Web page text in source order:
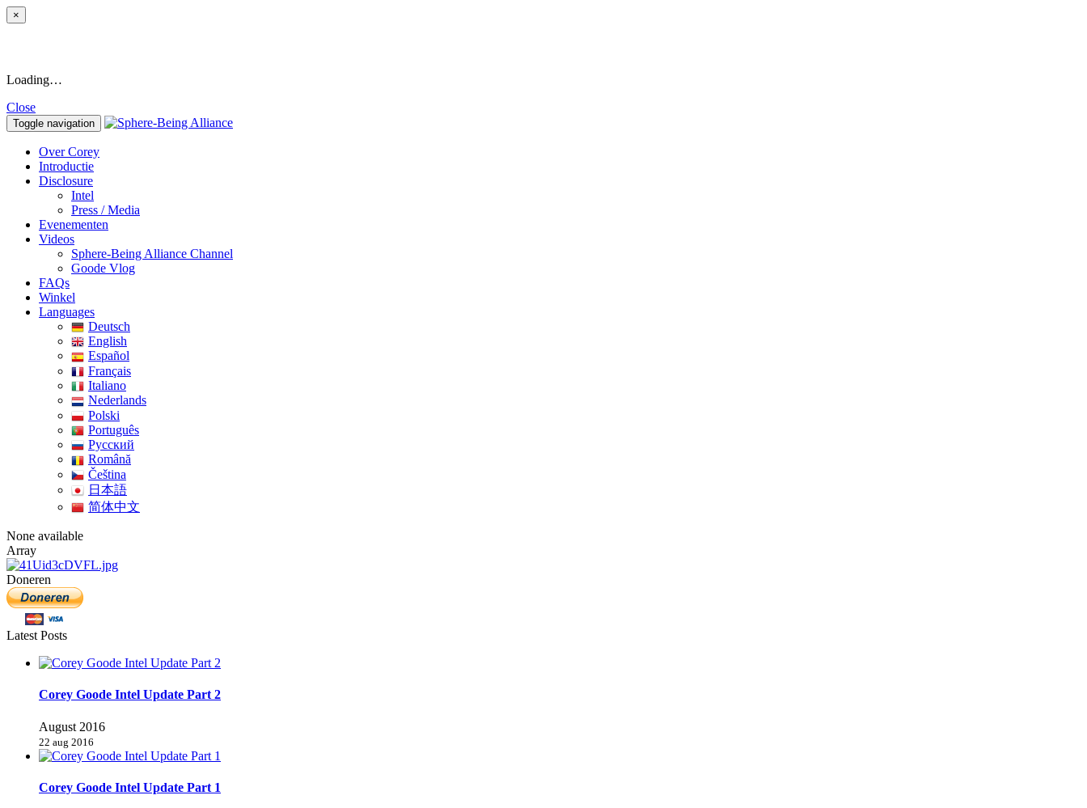
×
Loading…
Close
Toggle navigation
Over Corey
Introductie
Disclosure
Intel
Press / Media
Evenementen
Videos
Sphere-Being Alliance Channel
Goode Vlog
FAQs
Winkel
Languages
Deutsch
English
Español
Français
Italiano
Nederlands
Polski
Português
Pусский
Română
Čeština
日本語
简体中文
None available
Array
Doneren
Latest Posts
Corey Goode Intel Update Part 2
August 2016
22 aug 2016
Corey Goode Intel Update Part 1